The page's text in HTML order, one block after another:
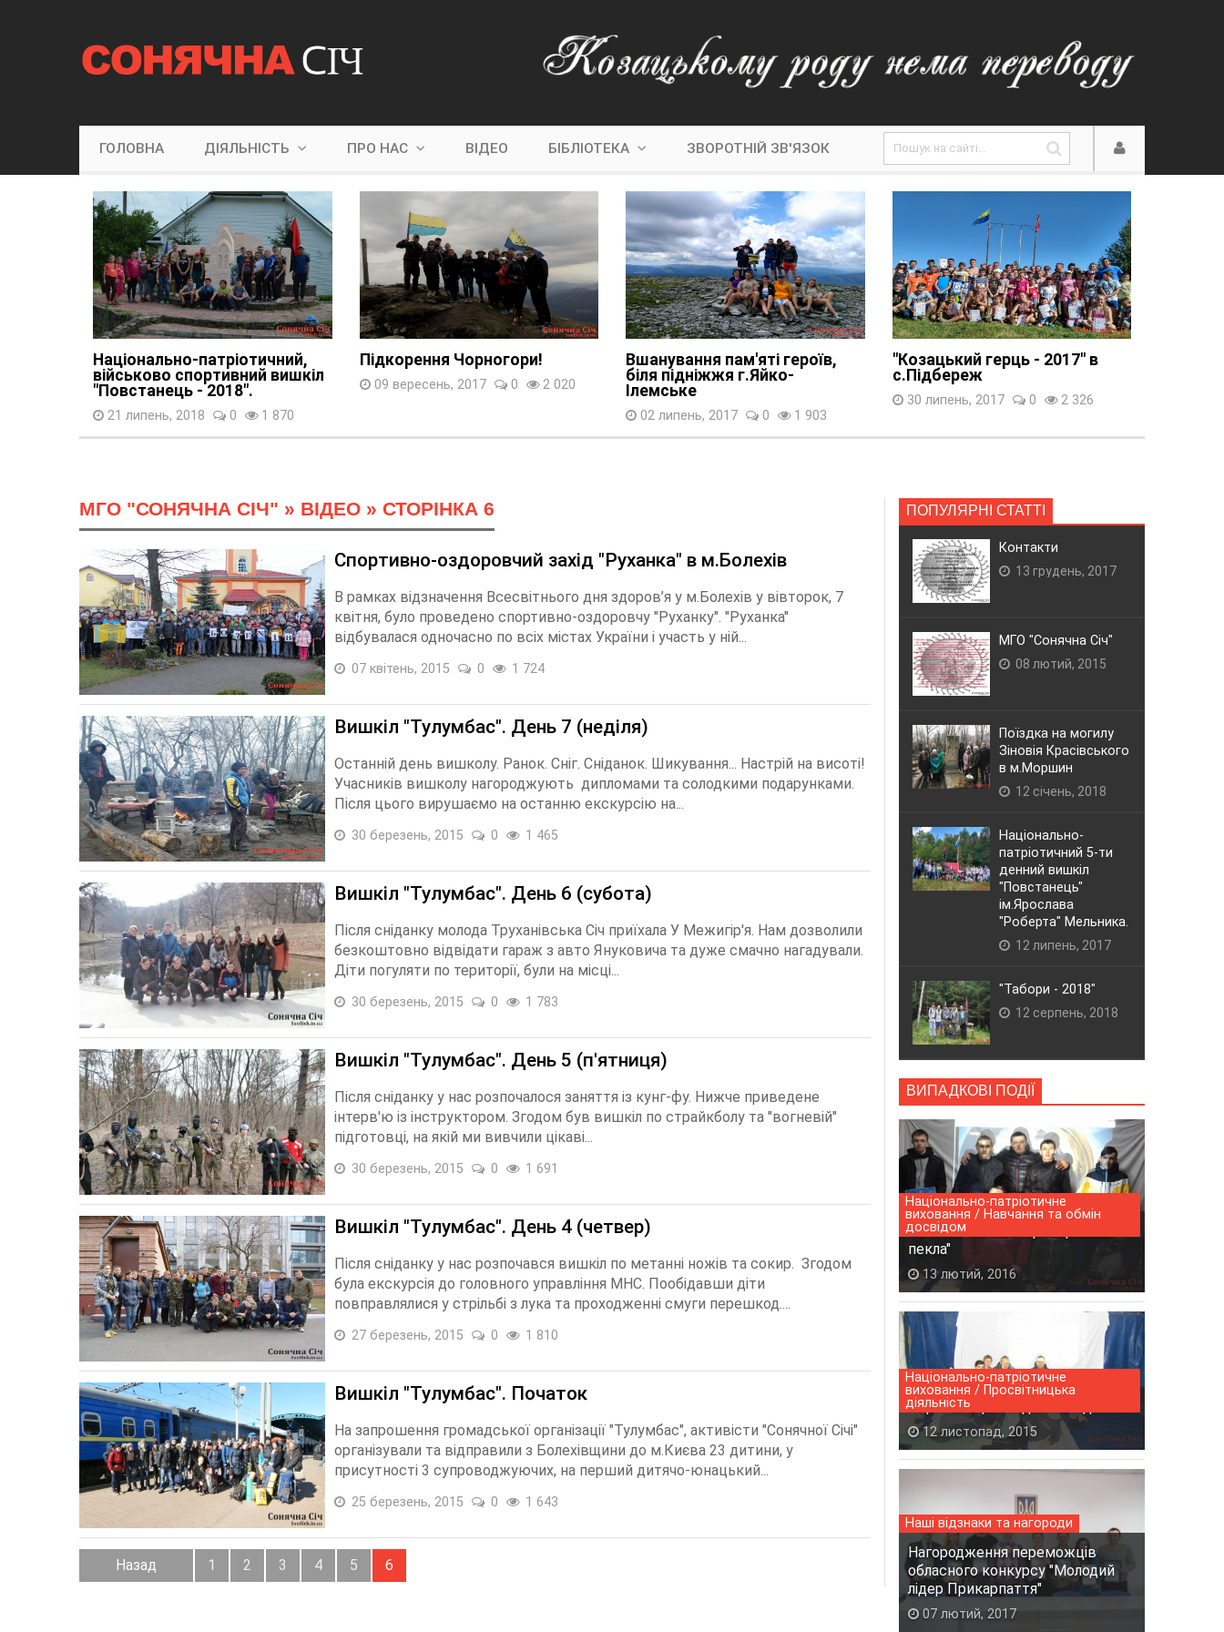
ГОЛОВНА ДІЯЛЬНІСТЬ ПРО НАС ВІДЕО БІБЛІОТЕКА ЗВОРОТНІЙ ЗВ'ЯЗОК
Національно-патріотичний,
військово спортивний вишкіл
"Повстанець - 2018".
21 липень, 2018 0 1 870
Підкорення Чорногори!
09 вересень, 2017 0 2 020
Вшанування пам'яті героїв,
біля підніжжя г.Яйко-
Ілемське
02 липень, 2017 0 1 903
"Козацький герць - 2017" в
с.Підбереж
30 липень, 2017 0 2 326
МГО "СОНЯЧНА СІЧ" » ВІДЕО » СТОРІНКА 6
Спортивно-оздоровчий захід "Руханка" в м.Болехів
В рамках відзначення Всесвітнього дня здоров’я у м.Болехів у вівторок, 7
квітня, було проведено спортивно-оздоровчу "Руханку". "Руханка"
відбувалася одночасно по всіх містах України і участь у ній...
07 квітень, 2015 0 1 724
Вишкіл "Тулумбас". День 7 (неділя)
Останній день вишколу. Ранок. Сніг. Сніданок. Шикування... Настрій на висоті!
Учасників вишколу нагороджують дипломами та солодкими подарунками.
Після цього вирушаємо на останню екскурсію на...
30 березень, 2015 0 1 465
Вишкіл "Тулумбас". День 6 (субота)
Після сніданку молода Труханівська Січ приїхала У Межигір'я. Нам дозволили
безкоштовно відвідати гараж з авто Януковича та дуже смачно нагадували.
Діти погуляти по території, були на місці...
30 березень, 2015 0 1 783
Вишкіл "Тулумбас". День 5 (п'ятниця)
Після сніданку у нас розпочалося заняття із кунг-фу. Нижче приведене
інтерв'ю із інструктором. Згодом був вишкіл по страйкболу та "вогневій"
підготовці, на якій ми вивчили цікаві...
30 березень, 2015 0 1 691
Вишкіл "Тулумбас". День 4 (четвер)
Після сніданку у нас розпочався вишкіл по метанні ножів та сокир. Згодом
була екскурсія до головного управління МНС. Пообідавши діти
повправлялися у стрільбі з лука та проходженні смуги перешкод....
27 березень, 2015 0 1 810
Вишкіл "Тулумбас". Початок
На запрошення громадської організації "Тулумбас", активісти "Сонячної Січі"
організували та відправили з Болехівщини до м.Києва 23 дитини, у
присутності 3 супроводжуючих, на перший дитячо-юнацький...
25 березень, 2015 0 1 643
Назад 1 2 3 4 5 6
ПОПУЛЯРНІ СТАТТІ
Контакти
13 грудень, 2017
МГО "Сонячна Січ"
08 лютий, 2015
Поїздка на могилу
Зіновія Красівського
в м.Моршин
12 січень, 2018
Національно-
патріотичний 5-ти
денний вишкіл
"Повстанець"
ім.Ярослава
"Роберта" Мельника.
12 липень, 2017
"Табори - 2018"
12 серпень, 2018
ВИПАДКОВІ ПОДІЇ
Національно-патріотичне
виховання / Навчання та обмін
досвідом
Фільм "Іловайськ: репортаж із
пекла"
13 лютий, 2016
Національно-патріотичне
виховання / Просвітницька
діяльність
Черговий фільм для молоді.
12 листопад, 2015
Наші відзнаки та нагороди
Нагородження переможців
обласного конкурсу "Молодий
лідер Прикарпаття"
07 лютий, 2017